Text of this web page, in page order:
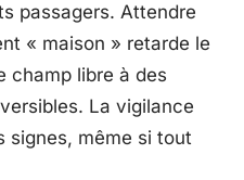
passagers. Attendre
« maison » retarde le
champ libre à des
La vigilance
signes, même si tout